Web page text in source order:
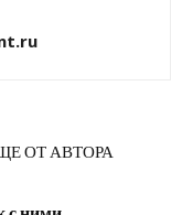
ОТ АВТОРА